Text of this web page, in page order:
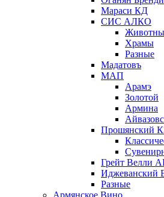
Мараси КД
СИС АЛКО
Храмы
Разные
Мадатовъ
МАП
Арамэ
Золотой
Армина
Прошянский
Грейт Велли
Иджеванский
Разные
Армянское Вино